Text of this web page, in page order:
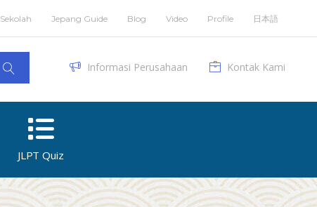
Sekolah Jepang Guide Blog Video Profile 日本語
Informasi Perusahaan Kontak Kami
JLPT Quiz